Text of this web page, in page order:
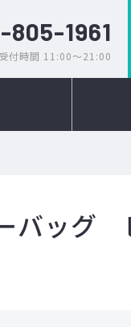
805-1961
受付時間 11:00～21:00
バッグ